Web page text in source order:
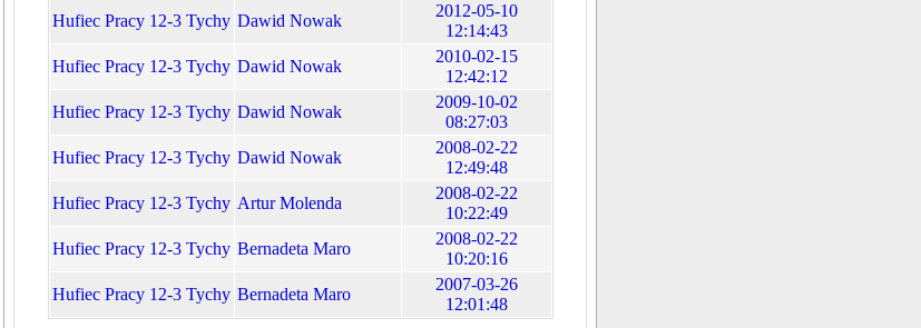
Hufiec Pracy 12-3 Tychy Dawid Nowak
2012-05-10
12:14:43
Hufiec Pracy 12-3 Tychy Dawid Nowak
2010-02-15
12:42:12
Hufiec Pracy 12-3 Tychy Dawid Nowak
2009-10-02
08:27:03
Hufiec Pracy 12-3 Tychy Dawid Nowak
2008-02-22
12:49:48
Hufiec Pracy 12-3 Tychy Artur Molenda
2008-02-22
10:22:49
Hufiec Pracy 12-3 Tychy Bernadeta Maro
2008-02-22
10:20:16
Hufiec Pracy 12-3 Tychy Bernadeta Maro
2007-03-26
12:01:48